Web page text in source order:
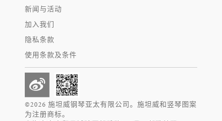
新闻与活动
加入我们
隐私条款
使用条款及条件
©2026 施坦威钢琴亚太有限公司。施坦威和竖琴图案
为注册商标。